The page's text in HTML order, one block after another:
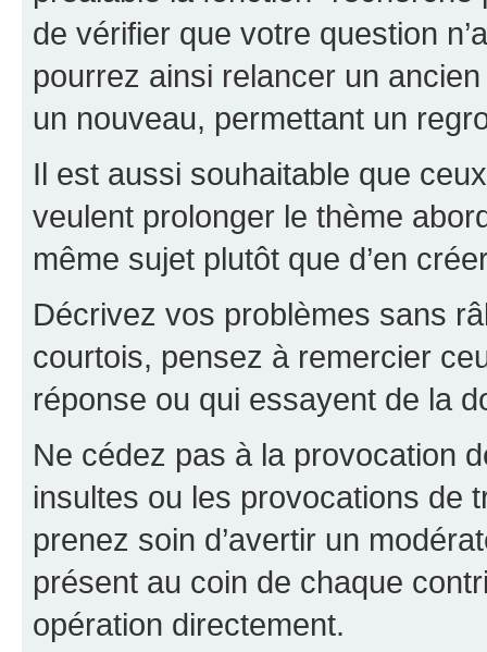
de vérifier que votre question
pourrez ainsi relancer un
un nouveau, permettant un
Il est aussi souhaitable que
veulent prolonger le thème
même sujet plutôt que d’en
Décrivez vos problèmes sans
courtois, pensez à remercier
réponse ou qui essayent de la
Ne cédez pas à la provocation
insultes ou les provocations de
prenez soin d’avertir un
présent au coin de chaque
opération directement.